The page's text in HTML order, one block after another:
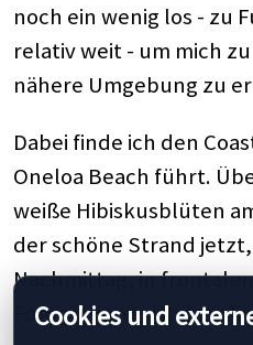
noch ein wenig los - zu
relativ weit - um mich
nähere Umgebung zu
Dabei finde ich den
Oneloa Beach führt.
weiße Hibiskusblüten
der schöne Strand
Nachmittag, in
Fotografieren ist das
Cookies und